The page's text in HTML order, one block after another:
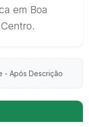
em Boa
- Após Descrição